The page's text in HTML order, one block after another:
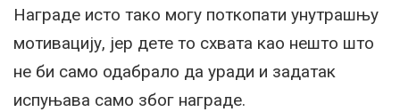
Награде исто тако могу поткопати унутрашњу
мотивацију, јер дете то схвата као нешто што
не би само одабрало да уради и задатак
испуњава само због награде.